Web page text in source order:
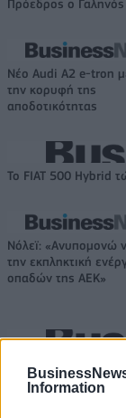
Information
Πρόεδρος ο Γαληνός
Νέο Audi A2 e-tron
την κορυφή της
αποδοτικότητας
Το FIAT 500 Hybrid
Νόλεϊ: «Ανυπομονώ
την εκπληκτική
οπαδών της ΑΕΚ»
HELLENiQ
εκατ. ευρώ τα